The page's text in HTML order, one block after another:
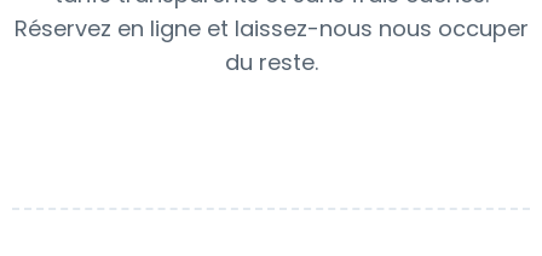
Réservez en ligne et laissez-nous nous occuper
du reste.